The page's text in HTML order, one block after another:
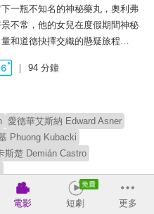
一瓶不知名的神秘藥丸，奧利弗
不常，他的女兒在度假期間神秘
和道德抉擇交織的懸疑旅程…
94 分鐘
愛德華艾斯納 Edward Asner
Phuong Kubacki
斯楚 Demián Castro
查爾斯阿格隆 Charles Agron
斯威爾 Nathan Rothwell
電影 短劇 更多